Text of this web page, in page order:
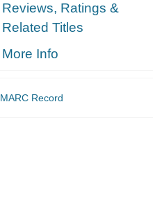
Reviews, Ratings &
Related Titles
More Info
MARC Record